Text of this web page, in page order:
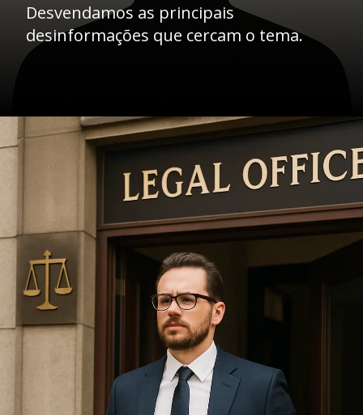
Desvendamos as principais
desinformações que cercam o tema.
Openinghttps://ademilsoncs.adv.br/